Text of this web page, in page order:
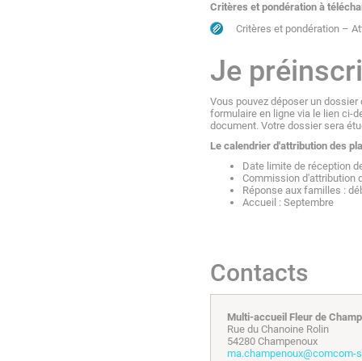
Critères et pondération à
Critères et pondération –
Je
Vous pouvez déposer un
formulaire en ligne via le lien ci-
document. Votre dossier sera
Le calendrier d'attribution des
Date limite de réception
Commission d'attribution
Réponse aux familles :
Accueil : Septembre
Contacts
Multi-accueil Fleur de Champ
Rue du Chanoine Rolin
54280 Champenoux
ma.champenoux@comcom-